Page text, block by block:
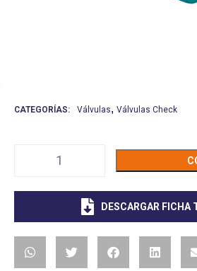
CATEGORÍAS: Válvulas, Válvulas Check
DESCARGAR FICHA